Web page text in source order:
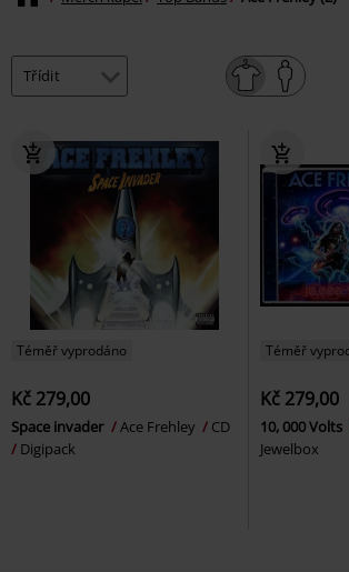
Téměř vyprodáno
Kč 279,00
Space invader Ace Frehley
CD
Digipack
Téměř
Kč 279,00
10, 000 Volts
Jewelbox